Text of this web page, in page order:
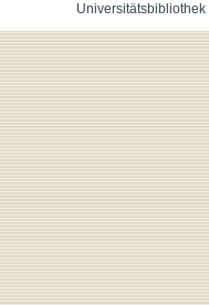
Universitätsbibliothek|